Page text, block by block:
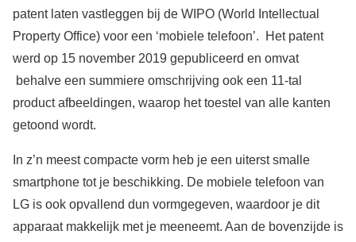
patent laten vastleggen bij de WIPO (World Intellectual
Property Office) voor een ‘mobiele telefoon’. Het patent
werd op 15 november 2019 gepubliceerd en omvat
behalve een summiere omschrijving ook een 11-tal
product afbeeldingen, waarop het toestel van alle kanten
getoond wordt.
In z’n meest compacte vorm heb je een uiterst smalle
smartphone tot je beschikking. De mobiele telefoon van
LG is ook opvallend dun vormgegeven, waardoor je dit
apparaat makkelijk met je meeneemt. Aan de bovenzijde is